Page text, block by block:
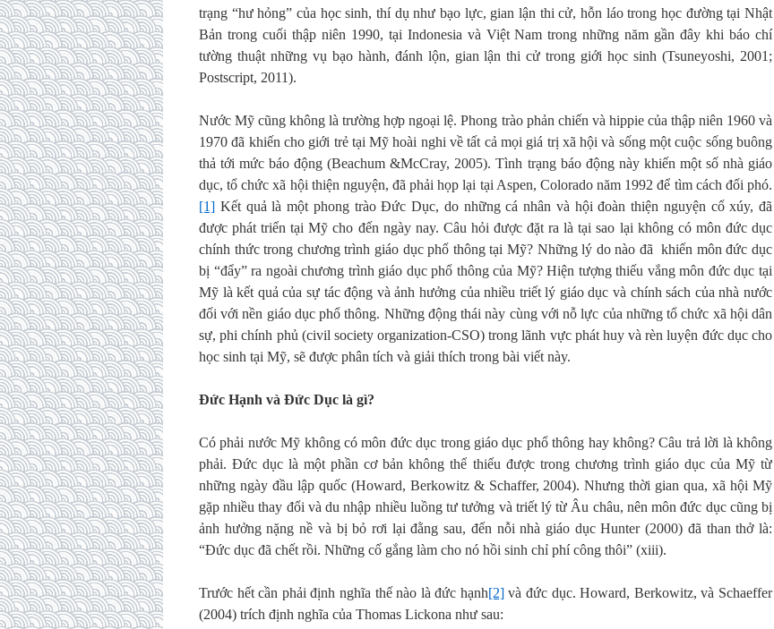
trạng “hư hỏng” của học sinh, thí dụ như bạo lực, gian lận thi cử, hỗn láo trong học đường tại Nhật
Bản trong cuối thập niên 1990, tại Indonesia và Việt Nam trong những năm gần đây khi báo chí
tường thuật những vụ bạo hành, đánh lộn, gian lận thi cử trong giới học sinh (Tsuneyoshi, 2001;
Postscript, 2011).
Nước Mỹ cũng không là trường hợp ngoại lệ. Phong trào phản chiến và hippie của thập niên 1960 và
1970 đã khiến cho giới trẻ tại Mỹ hoài nghi về tất cả mọi giá trị xã hội và sống một cuộc sống buông
thả tới mức báo động (Beachum &McCray, 2005). Tình trạng báo động này khiến một số nhà giáo
dục, tổ chức xã hội thiện nguyện, đã phải họp lại tại Aspen, Colorado năm 1992 để tìm cách đối phó.
[1] Kết quả là một phong trào Đức Dục, do những cá nhân và hội đoàn thiện nguyện cổ xúy, đã
được phát triển tại Mỹ cho đến ngày nay. Câu hỏi được đặt ra là tại sao lại không có môn đức dục
chính thức trong chương trình giáo dục phổ thông tại Mỹ? Những lý do nào đã khiến môn đức dục
bị “đẩy” ra ngoài chương trình giáo dục phổ thông của Mỹ? Hiện tượng thiếu vắng môn đức dục tại
Mỹ là kết quả của sự tác động và ảnh hưởng của nhiều triết lý giáo dục và chính sách của nhà nước
đối với nền giáo dục phổ thông. Những động thái này cùng với nỗ lực của những tổ chức xã hội dân
sự, phi chính phủ (civil society organization-CSO) trong lãnh vực phát huy và rèn luyện đức dục cho
học sinh tại Mỹ, sẽ được phân tích và giải thích trong bài viết này.
Đức Hạnh và Đức Dục là gì?
Có phải nước Mỹ không có môn đức dục trong giáo dục phổ thông hay không? Câu trả lời là không
phải. Đức dục là một phần cơ bản không thể thiếu được trong chương trình giáo dục của Mỹ từ
những ngày đầu lập quốc (Howard, Berkowitz & Schaffer, 2004). Nhưng thời gian qua, xã hội Mỹ
gặp nhiều thay đổi và du nhập nhiều luồng tư tưởng và triết lý từ Âu châu, nên môn đức dục cũng bị
ảnh hưởng nặng nề và bị bỏ rơi lại đằng sau, đến nỗi nhà giáo dục Hunter (2000) đã than thở là:
“Đức dục đã chết rồi. Những cố gắng làm cho nó hồi sinh chỉ phí công thôi” (xiii).
Trước hết cần phải định nghĩa thế nào là đức hạnh[2]và đức dục. Howard, Berkowitz, và Schaeffer
(2004) trích định nghĩa của Thomas Lickona như sau: